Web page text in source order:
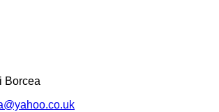
Borcea